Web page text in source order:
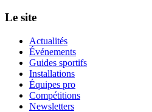
Le site
Actualités
Événements
Guides sportifs
Installations
Équipes pro
Compétitions
Newsletters